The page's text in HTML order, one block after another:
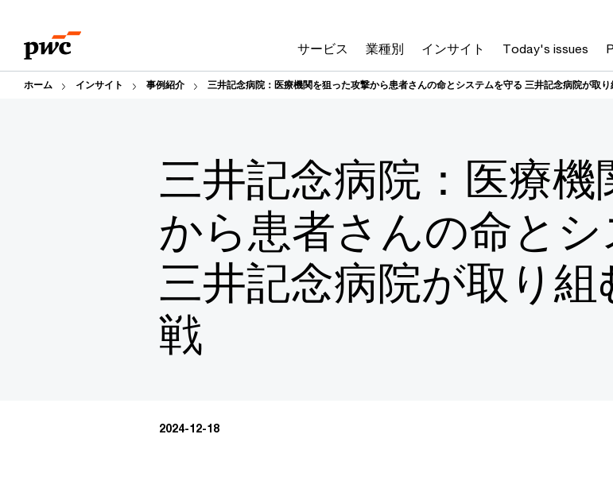
content
footer
サービス 業種別 インサイト Today's issues
ホーム インサイト 事例紹介 三井記念病院：医療機関を狙った攻撃から患者さんの命とシステムを守る 三井記念病院が取
三井記念病院：医療
から患者さんの命と
三井記念病院が取り組
戦
2024-12-18